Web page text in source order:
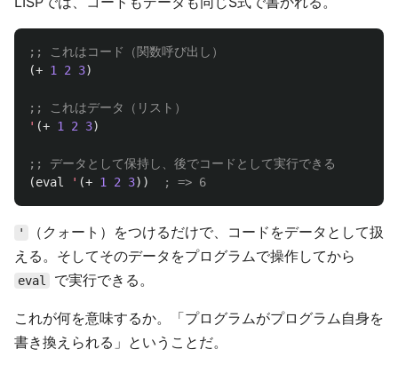
;; これはコード（関数呼び出し）
(+ 1 2 3)
;; これはデータ（リスト）
' (+ 1 2 3)
;; データとして保持し、後でコードとして実行できる
(eval ' (+ 1 2 3)) ; => 6
'
（クォート）をつけるだけで、コードをデータとして扱
える。そしてそのデータをプログラムで操作してから
eval で実行できる。
これが何を意味するか。「プログラムがプログラム自身を
書き換えられる」ということだ。